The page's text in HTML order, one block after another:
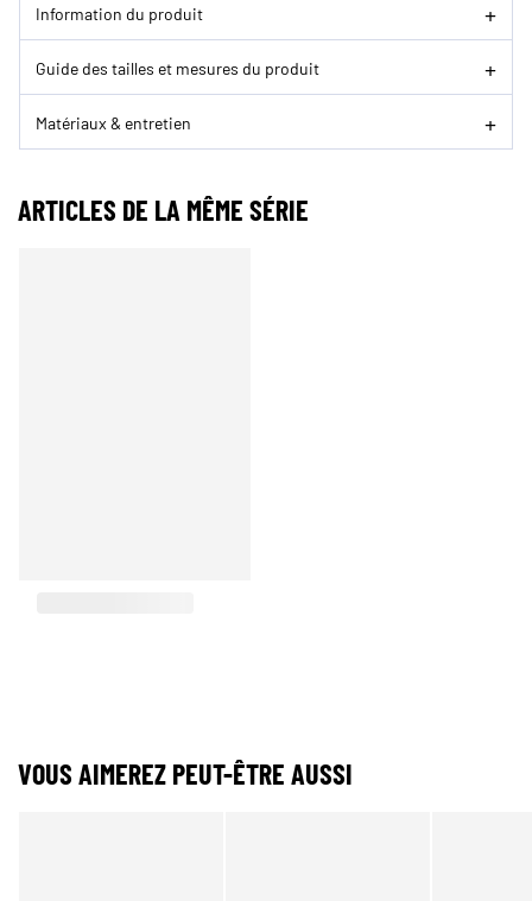
Information du produit
Guide des tailles et mesures du produit
Matériaux & entretien
ARTICLES DE LA MÊME SÉRIE
VOUS AIMEREZ PEUT-ÊTRE AUSSI